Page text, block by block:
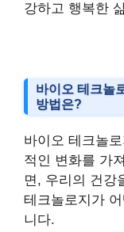
강하고 행복한
바이오 테크놀
방법은?
바이오 테크놀
적인 변화를 가
면, 우리의 건강
테크놀로지가
니다.